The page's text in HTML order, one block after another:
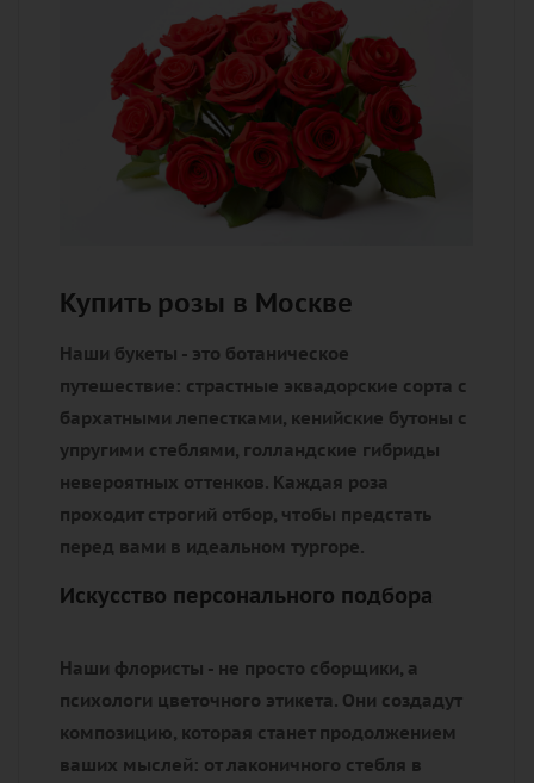
Купить розы в Москве
Наши букеты - это ботаническое
путешествие: страстные эквадорские сорта с
бархатными лепестками, кенийские бутоны с
упругими стеблями, голландские гибриды
невероятных оттенков. Каждая роза
проходит строгий отбор, чтобы предстать
перед вами в идеальном тургоре.
Искусство персонального подбора
Наши флористы - не просто сборщики, а
психологи цветочного этикета. Они создадут
композицию, которая станет продолжением
ваших мыслей: от лаконичного стебля в